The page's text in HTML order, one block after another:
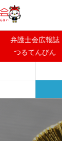
弁護士会広報誌
つるてんびん